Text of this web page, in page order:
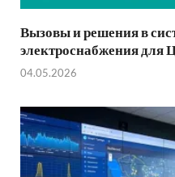
Вызовы и решения в
электроснабжения
04.05.2026